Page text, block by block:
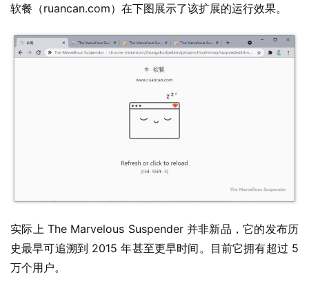
C
件
于
软餐（ruancan.com）在下图展示了该扩展的运行效果。
实际上 The Marvelous Suspender 并非新品，它的发布历
史最早可追溯到 2015 年甚至更早时间。目前它拥有超过 5
万个用户。